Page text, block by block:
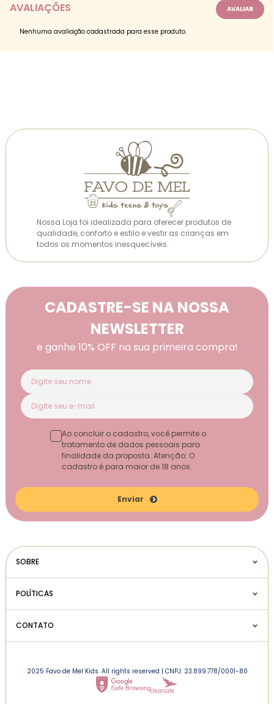
AVALIAÇÕES
Nenhuma avaliação cadastrada para esse produto.
Nossa Loja foi idealizada para oferecer produtos de
qualidade, conforto e estilo e vestir as crianças em
todos os momentos inesquecíveis.
CADASTRE-SE NA NOSSA
NEWSLETTER
e ganhe 10% OFF na sua primeira compra!
Enviar
Ao concluir o cadastro, você permite o
tratamento de dados pessoais para
finalidade da proposta. Atenção: O
cadastro é para maior de 18 anos.
SOBRE
POLÍTICAS
CONTATO
2025 Favo de Mel Kids. All rights reserved | CNPJ: 23.899.778/0001-80